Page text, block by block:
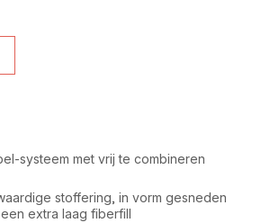
systeem met vrij te combineren
stoffering, in vorm gesneden
extra laag fiberfill